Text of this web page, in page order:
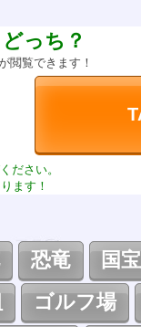
っち？
閲覧できます！
ださい。
ます！
恐竜
国
ゴルフ場